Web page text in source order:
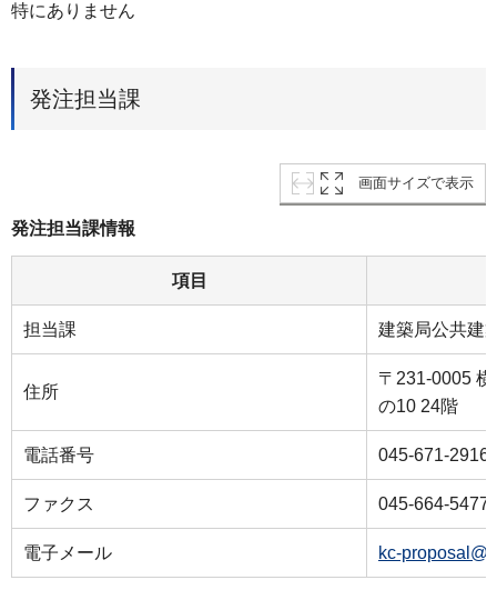
特にありません
発注担当課
画面サイズで表示
発注担当課情報
項目
担当課 建築局公共建
住所
〒231-0005
の10 24階
電話番号 045-671-2916
ファクス 045-664-5477
電子メール kc-